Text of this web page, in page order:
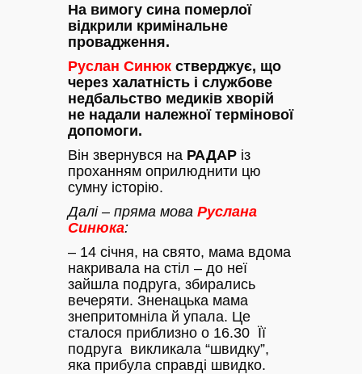
На вимогу сина померлої
відкрили кримінальне
провадження.
Руслан Синюк стверджує, що
через халатність і службове
недбальство медиків хворій
не надали належної термінової
допомоги.
Він звернувся на РАДАР із
проханням оприлюднити цю
сумну історію.
Далі – пряма мова Руслана
Синюка:
– 14 січня, на свято, мама вдома
накривала на стіл – до неї
зайшла подруга, збирались
вечеряти. Зненацька мама
знепритомніла й упала. Це
сталося приблизно о 16.30 Її
подруга викликала “швидку”,
яка прибула справді швидко.